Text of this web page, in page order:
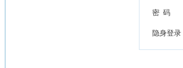
密 码
隐身登录